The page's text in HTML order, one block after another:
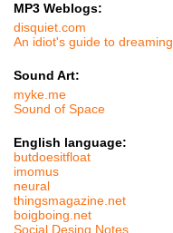
MP3 Weblogs:
disquiet.com
An idiot's guide to dreaming
Sound Art:
myke.me
Sound of Space
English language:
butdoesitfloat
imomus
neural
thingsmagazine.net
boigboing.net
Social Desing Notes